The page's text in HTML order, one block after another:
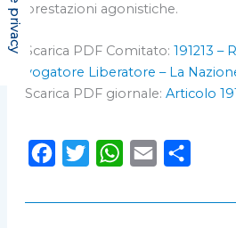
prestazioni agonistiche.
Scarica PDF Comitato: 191213 –
vogatore Liberatore – La
Scarica PDF giornale: Articolo
c
i
W
a
a
n